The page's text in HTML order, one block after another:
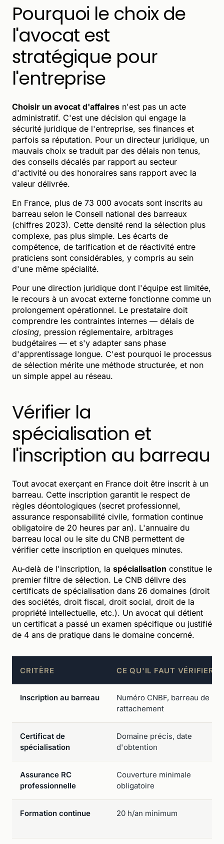
Pourquoi le choix de
l'avocat est
stratégique pour
l'entreprise
Choisir un avocat d'affaires n'est pas un acte
administratif. C'est une décision qui engage la
sécurité juridique de l'entreprise, ses finances et
parfois sa réputation. Pour un directeur juridique, un
mauvais choix se traduit par des délais non tenus,
des conseils décalés par rapport au secteur
d'activité ou des honoraires sans rapport avec la
valeur délivrée.
En France, plus de 73 000 avocats sont inscrits au
barreau selon le Conseil national des barreaux
(chiffres 2023). Cette densité rend la sélection plus
complexe, pas plus simple. Les écarts de
compétence, de tarification et de réactivité entre
praticiens sont considérables, y compris au sein
d'une même spécialité.
Pour une direction juridique dont l'équipe est limitée,
le recours à un avocat externe fonctionne comme un
prolongement opérationnel. Le prestataire doit
comprendre les contraintes internes — délais de
closing, pression réglementaire, arbitrages
budgétaires — et s'y adapter sans phase
d'apprentissage longue. C'est pourquoi le processus
de sélection mérite une méthode structurée, et non
un simple appel au réseau.
Vérifier la
spécialisation et
l'inscription au barreau
Tout avocat exerçant en France doit être inscrit à un
barreau. Cette inscription garantit le respect de
règles déontologiques (secret professionnel,
assurance responsabilité civile, formation continue
obligatoire de 20 heures par an). L'annuaire du
barreau local ou le site du CNB permettent de
vérifier cette inscription en quelques minutes.
Au-delà de l'inscription, la spécialisation constitue le
premier filtre de sélection. Le CNB délivre des
certificats de spécialisation dans 26 domaines (droit
des sociétés, droit fiscal, droit social, droit de la
propriété intellectuelle, etc.). Un avocat qui détient
un certificat a passé un examen spécifique ou justifié
de 4 ans de pratique dans le domaine concerné.
CRITÈRE CE QU'IL FAUT VÉRIFIER
Inscription au barreau
Numéro CNBF, barreau de
rattachement
Certificat de
spécialisation
Domaine précis, date
d'obtention
Assurance RC
professionnelle
Couverture minimale
obligatoire
Formation continue 20 h/an minimum